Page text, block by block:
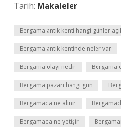
Tarih: Makaleler
Bergama antik kenti hangi günler
Bergama antik kentinde neler var
Bergama olayı nedir Bergama
Bergama pazarı hangi gün
Bergamada ne alınır
Bergamada ne yetişir